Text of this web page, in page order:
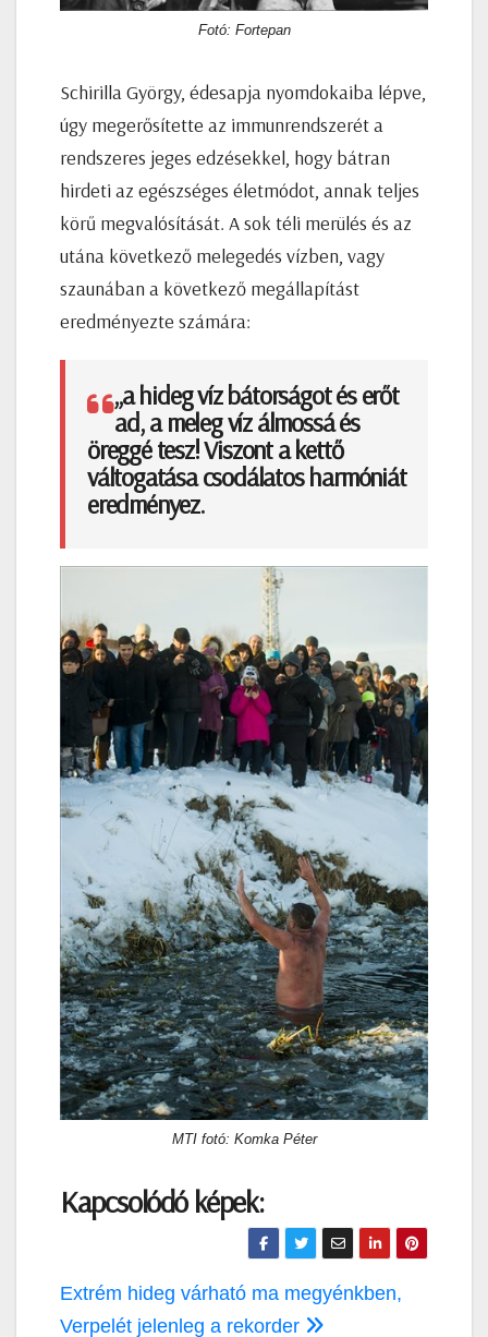
Fotó: Fortepan
Schirilla György, édesapja nyomdokaiba lépve,
úgy megerősítette az immunrendszerét a
rendszeres jeges edzésekkel, hogy bátran
hirdeti az egészséges életmódot, annak teljes
körű megvalósítását. A sok téli merülés és az
utána következő melegedés vízben, vagy
szaunában a következő megállapítást
eredményezte számára:
„a hideg víz bátorságot és erőt
ad, a meleg víz álmossá és
öreggé tesz! Viszont a kettő
váltogatása csodálatos harmóniát
eredményez.
MTI fotó: Komka Péter
Kapcsolódó képek:
Bejegyzés
Extrém hideg várható ma megyénkben,
Verpelét jelenleg a rekorder